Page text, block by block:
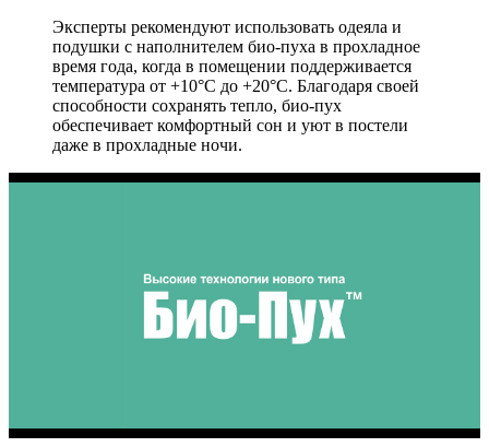
Эксперты рекомендуют использовать одеяла и
подушки с наполнителем био-пуха в прохладное
время года, когда в помещении поддерживается
температура от +10°C до +20°C. Благодаря своей
способности сохранять тепло, био-пух
обеспечивает комфортный сон и уют в постели
даже в прохладные ночи.